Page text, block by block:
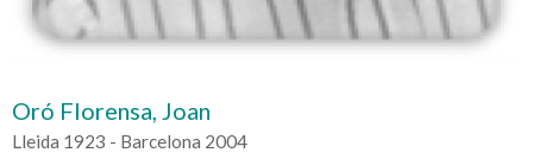
Oró Florensa, Joan
Lleida 1923 - Barcelona 2004